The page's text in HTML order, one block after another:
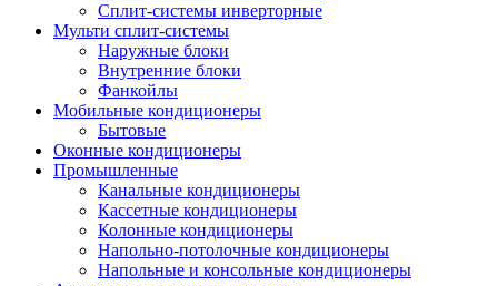
Сплит-системы инверторные
Мульти сплит-системы
Наружные блоки
Внутренние блоки
Фанкойлы
Мобильные кондиционеры
Бытовые
Оконные кондиционеры
Промышленные
Канальные кондиционеры
Кассетные кондиционеры
Колонные кондиционеры
Напольно-потолочные кондиционеры
Напольные и консольные кондиционеры